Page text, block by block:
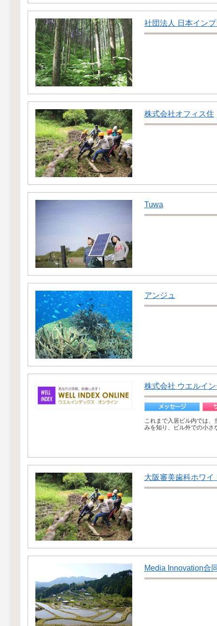
社団法人 日本イン
株式会社オフィス住
Tuwa
アンジュ
株式会社 ウエルイ
これまで入居ビル内では
みを知り、ビル外での小さ
大阪審美歯科ホワイ
Media Innovation合